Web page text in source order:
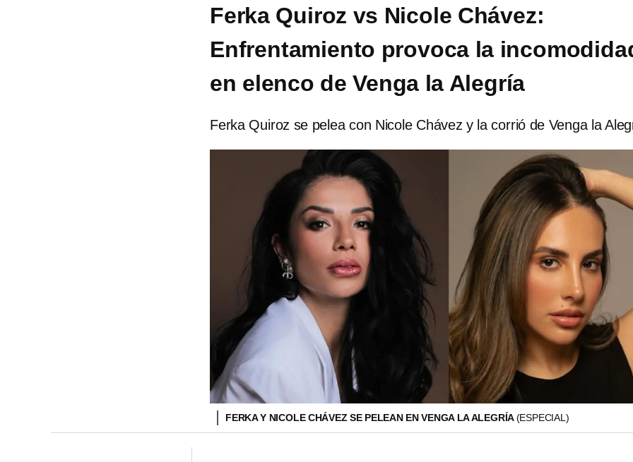
Ferka Quiroz vs Nicole Chávez:
Enfrentamiento provoca la
en elenco de Venga la Alegría
Ferka Quiroz se pelea con Nicole Chávez y la corrió de Venga la
FERKA Y NICOLE CHÁVEZ SE PELEAN EN VENGA LA ALEGRÍA(ESPECIAL)